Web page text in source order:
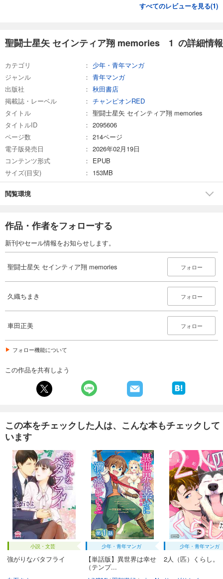
すべてのレビューを見る(1)
聖闘士星矢 セインティア翔 memories 1 の詳細情報
カテゴリ
少年・青年マンガ
ジャンル
青年マンガ
出版社
秋田書店
掲載誌・レーベル
チャンピオンRED
タイトル
聖闘士星矢 セインティア翔 memories
タイトルID
2095606
ページ数
214ページ
電子版発売日
2026年02月19日
コンテンツ形式
EPUB
サイズ(目安)
153MB
閲覧環境
作品・作者をフォローする
新刊やセール情報をお知らせします。
聖闘士星矢 セインティア翔 memories フォロー
久織ちまき フォロー
車田正美 フォロー
フォロー機能について
この作品を共有しよう
この本をチェックした人は、こんな本もチェックして
います
小説・文芸
強がりなバタフライ
少年・青年マンガ
【単話版】異世界は幸せ
（テンプ...
少年・青年マンガ
2人（匹）くらし。